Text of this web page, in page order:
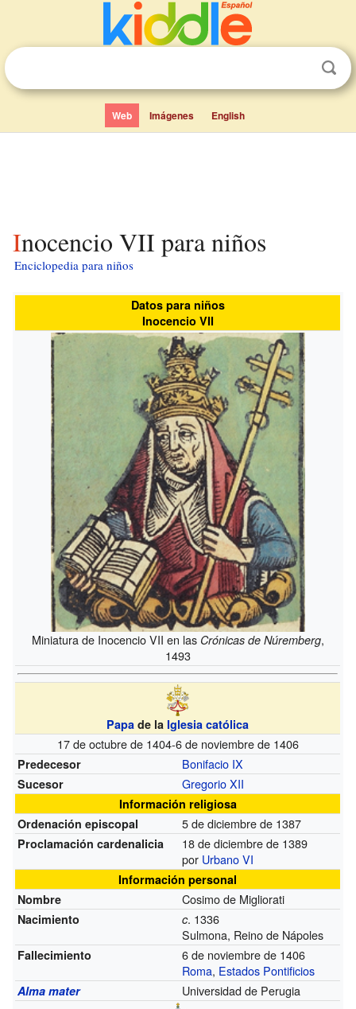
Web Imágenes English
Inocencio VII para niños
Enciclopedia para niños
Datos para niños
Inocencio VII
Miniatura de Inocencio VII en las Crónicas de Núremberg,
1493
Papa de la Iglesia católica
17 de octubre de 1404-6 de noviembre de 1406
Predecesor Bonifacio IX
Sucesor Gregorio XII
Información religiosa
Ordenación episcopal
5 de diciembre de 1387
Proclamación cardenalicia
18 de diciembre de 1389
por Urbano VI
Información personal
Nombre
Cosimo de Migliorati
Nacimiento c. 1336
Sulmona, Reino de Nápoles
Fallecimiento
6 de noviembre de 1406
Roma, Estados Pontificios
Alma mater Universidad de Perugia